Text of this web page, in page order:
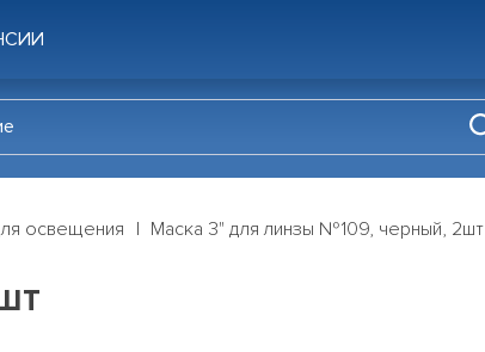
освещения Маска 3" для линзы №109, черный, 2шт